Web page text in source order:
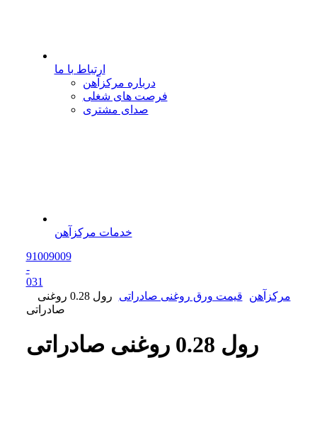
ارتباط با ما
درباره مرکزآهن
فرصت های شغلی
صدای مشتری
خدمات مرکزآهن
91009009
-
031
مرکزآهن
قیمت ورق روغنی صادراتی
رول 0.28 روغنی
صادراتی
رول 0.28 روغنی صادراتی